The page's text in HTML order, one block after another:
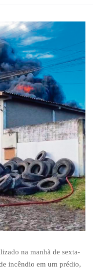
na manhã de sexta-
incêndio em um prédio,